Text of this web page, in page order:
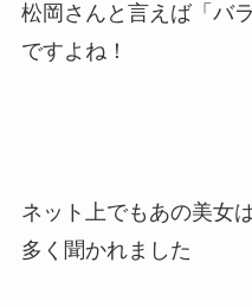
松岡さんと言えば「バ
ですよね！
ネット上でもあの美女
多く聞かれました